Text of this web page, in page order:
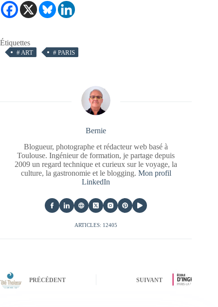
Étiquettes
#ART # PARIS
Bernie
Blogueur, photographe et rédacteur web basé à
Toulouse. Ingénieur de formation, je partage depuis
2009 un regard technique et curieux sur le voyage, la
culture, la gastronomie et le blogging. Mon profil
LinkedIn
ARTICLES: 12405
PRÉCÉDENT SUIVANT